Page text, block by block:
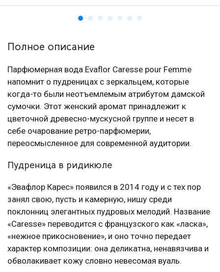
Полное описание
Парфюмерная вода Evaflor Caresse pour Femme
напомнит о пудреницах с зеркальцем, которые
когда-то были неотъемлемым атрибутом дамской
сумочки. Этот женский аромат принадлежит к
цветочной древесно-мускусной группе и несет в
себе очарование ретро-парфюмерии,
переосмысленное для современной аудитории.
Пудреница в ридикюле
«Эвафлор Карес» появился в 2014 году и с тех пор
занял свою, пусть и камерную, нишу среди
поклонниц элегантных пудровых мелодий. Название
«Caresse» переводится с французского как «ласка»,
«нежное прикосновение», и оно точно передает
характер композиции: она деликатна, ненавязчива и
обволакивает кожу словно невесомая вуаль.